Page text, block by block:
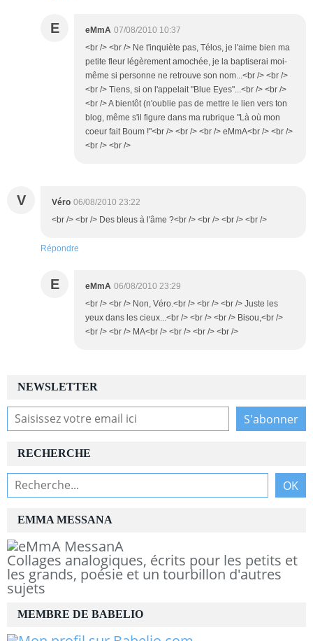
E eMmA 07/08/2010 10:37
<br /> <br /> Ne t'inquiète pas, Télos, je l'aime bien ma
petite fleur légèrement amochée, je la baptiserai moi-
même si personne ne retrouve son nom...<br /> <br />
<br /> Tiens, si on l'appelait "Blue Eyes"...<br /> <br />
<br /> A bientôt (n'oublie pas de mettre le lien vers ton
blog, même s'il figure dans ma rubrique "Là où mon
coeur fait Boum !"<br /> <br /> <br /> eMmA<br /> <br />
<br /> <br />
V Véro 06/08/2010 23:22
<br /> <br /> Des bleus à l'âme ?<br /> <br /> <br /> <br />
Répondre
E eMmA 06/08/2010 23:29
<br /> <br /> Non, Véro.<br /> <br /> <br /> Juste les
yeux dans les cieux...<br /> <br /> <br /> Bisou,<br />
<br /> <br /> MA<br /> <br /> <br /> <br />
NEWSLETTER
RECHERCHE
EMMA MESSANA
Collages analogiques, écrits pour les petits et
les grands, poésie et un tourbillon d'autres
sujets
MEMBRE DE BABELIO